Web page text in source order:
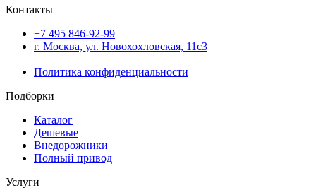
Контакты
+7 495 846-92-99
г. Москва, ул. Новохохловская, 11с3
Политика конфиденциальности
Подборки
Каталог
Дешевые
Внедорожники
Полный привод
Услуги